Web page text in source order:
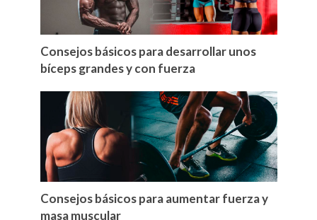
Consejos básicos para desarrollar unos
bíceps grandes y con fuerza
Consejos básicos para aumentar fuerza y
masa muscular